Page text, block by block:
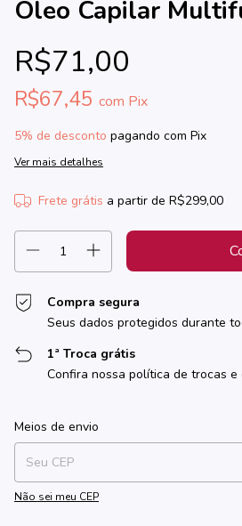
Óleo Capilar
R$71,00
R$67,45 com Pix
5% de desconto pagando com Pix
Ver mais detalhes
Frete grátis a partir de R$299,00
Compra segura
Seus dados protegidos durante
1ª Troca grátis
Confira nossa política de trocas e
Entregas para o CEP:
Meios de envio
Não sei meu CEP